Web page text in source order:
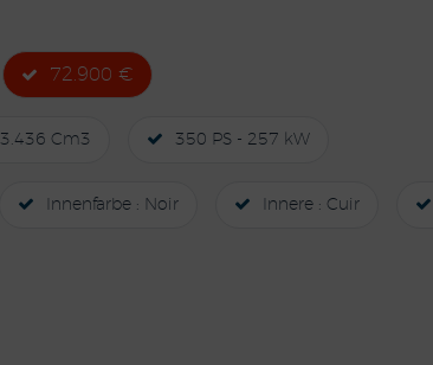
72.900 €
3.436 Cm3 350 PS - 257 kW
Innenfarbe : Noir Innere : Cuir